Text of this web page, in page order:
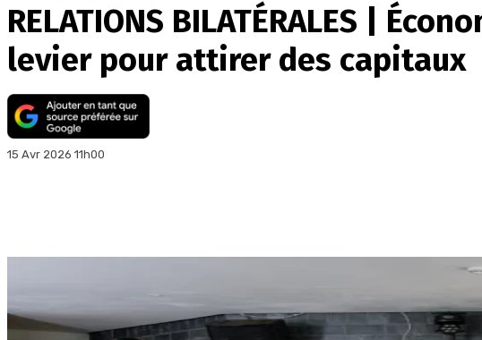
RELATIONS BILATÉRALES |
levier pour attirer des capitaux
15 Avr 2026 11h00